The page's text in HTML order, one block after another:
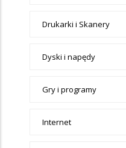
Drukarki i Skanery
Dyski i napędy
Gry i programy
Internet